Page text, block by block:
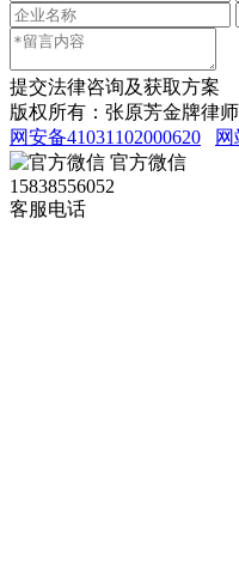
提交法律咨询及获取方案
版权所有：张原芳金牌律
网安备41031102000620
官方微信
15838556052
客服电话